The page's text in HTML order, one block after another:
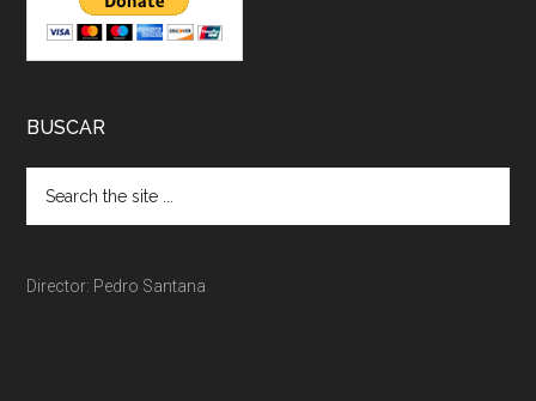
BUSCAR
Director: Pedro Santana